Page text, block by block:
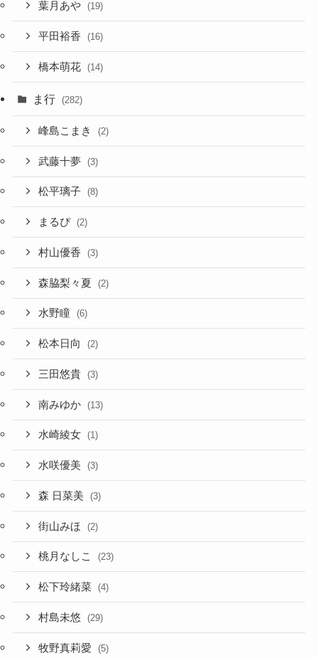
葉月あや (19)
平田裕香 (16)
橋本萌花 (14)
ま行 (282)
峰島こまき (2)
武藤十夢 (3)
松平璃子 (8)
まるぴ (2)
村山優香 (3)
森脇梨々夏 (2)
水野瞳 (6)
松本日向 (2)
三田悠貴 (3)
南みゆか (13)
水崎綾女 (1)
水咲優美 (3)
森 日菜美 (3)
街山みほ (2)
桃月なしこ (23)
松下玲緒菜 (4)
村島未悠 (29)
牧野真莉愛 (5)